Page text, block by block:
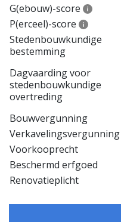
G(ebouw)-score
P(erceel)-score
Stedenbouwkundige
bestemming
Dagvaarding voor
stedenbouwkundige
overtreding
Bouwvergunning
Verkavelingsvergunning
Voorkooprecht
Beschermd erfgoed
Renovatieplicht